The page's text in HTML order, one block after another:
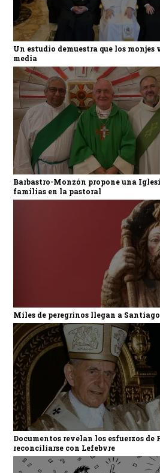
Un estudio demuestra que los monjes
media
Barbastro-Monzón propone una
familias en la pastoral
Miles de peregrinos llegan a
Documentos revelan los esfuerzos de
reconciliarse con Lefebvre